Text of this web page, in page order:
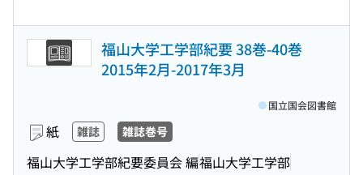
福山大学工学部紀要 38巻-40巻
2015年2月-2017年3月
紙 雑誌 雑誌巻号
福山大学工学部紀要委員会 編福山大学工学部
国立国会図書館